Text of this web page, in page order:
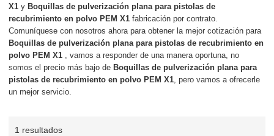
X1 y Boquillas de pulverización plana para pistolas de
recubrimiento en polvo PEM X1 fabricación por contrato.
Comuníquese con nosotros ahora para obtener la mejor cotización para
Boquillas de pulverización plana para pistolas de recubrimiento en
polvo PEM X1 , vamos a responder de una manera oportuna, no
somos el precio más bajo de Boquillas de pulverización plana para
pistolas de recubrimiento en polvo PEM X1, pero vamos a ofrecerle
un mejor servicio.
1 resultados